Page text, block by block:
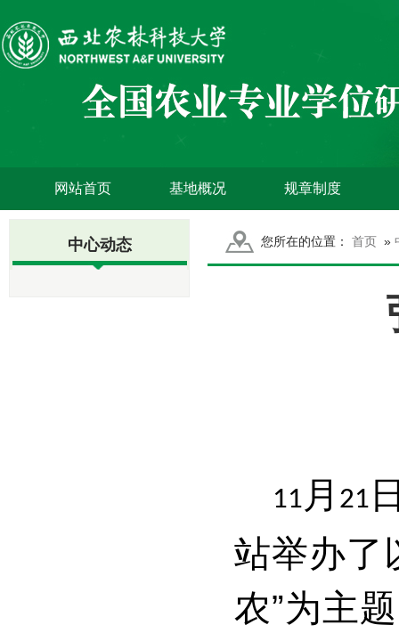
网站首页 基地概况 规章制度
中心动态 您所在的位置： 首页 »
11 月 21
站举办了
农”为主